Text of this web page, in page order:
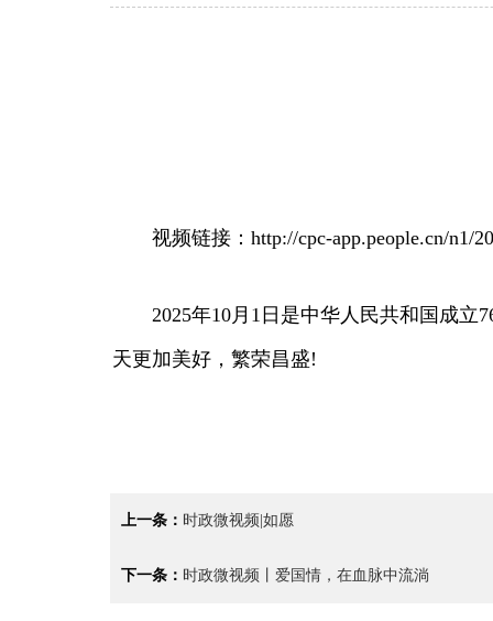
视频链接：http://cpc-app.people.cn/n1/
2025年10月1日是中华人民共和国成立
天更加美好，繁荣昌盛!
上一条： 时政微视频|如愿
下一条： 时政微视频丨爱国情，在血脉中流淌